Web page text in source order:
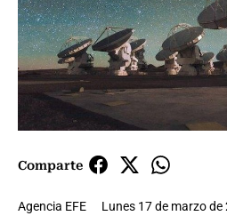
Comparte
Agencia EFE Lunes 17 de marzo de